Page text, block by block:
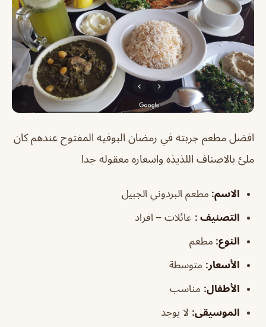
افضل مطعم جربته في رمضان البوفيه المفتوح عندهم كان
ملئ بالاصناف اللذيذه واسعاره معقوله جدا
الاسم: مطعم البردوني الجبيل
التصنيف : عائلات – افراد
النوع: مطعم
الأسعار: متوسطة
الأطفال: مناسب
الموسيقى: لا يوجد